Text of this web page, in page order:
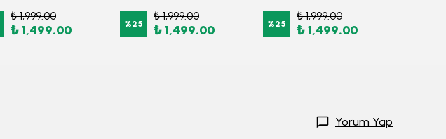
₺ 1,999.00
₺ 1,499.00 %25
₺ 1,999.00
₺ 1,499.00 %25
₺ 1,999.00
₺ 1,499.00
Yorum Yap